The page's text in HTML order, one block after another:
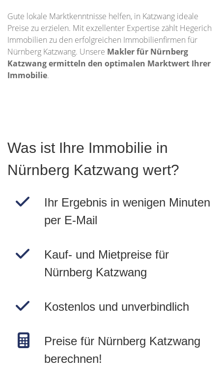
Gute lokale Marktkenntnisse helfen, in Katzwang ideale
Preise zu erzielen. Mit exzellenter Expertise zählt Hegerich
Immobilien zu den erfolgreichen Immobilienfirmen für
Nürnberg Katzwang. Unsere Makler für Nürnberg
Katzwang ermitteln den optimalen Marktwert Ihrer
Immobilie.
Was ist Ihre Immobilie in
Nürnberg Katzwang wert?
Ihr Ergebnis in wenigen Minuten
per E-Mail
Kauf- und Mietpreise für
Nürnberg Katzwang
Kostenlos und unverbindlich
Preise für Nürnberg Katzwang
berechnen!